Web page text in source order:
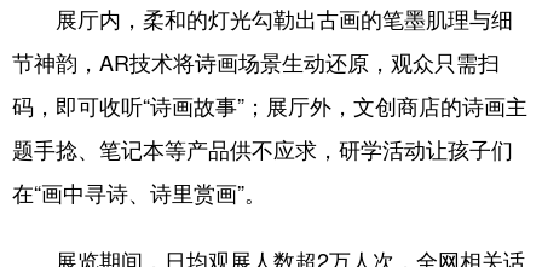
展厅内，柔和的灯光勾勒出古画的笔墨肌理与细
节神韵，AR技术将诗画场景生动还原，观众只需扫
码，即可收听“诗画故事”；展厅外，文创商店的诗画主
题手捻、笔记本等产品供不应求，研学活动让孩子们
在“画中寻诗、诗里赏画”。
展览期间，日均观展人数超2万人次，全网相关话